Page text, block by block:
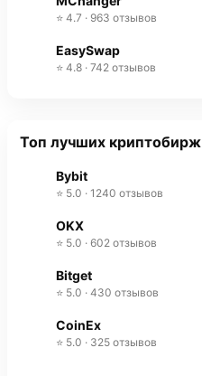
⭐ 4.7 · 963 отзывов
EasySwap
⭐ 4.8 · 742 отзывов
Топ лучших криптобирж
Bybit
⭐ 5.0 · 1240 отзывов
OKX
⭐ 5.0 · 602 отзывов
Bitget
⭐ 5.0 · 430 отзывов
CoinEx
⭐ 5.0 · 325 отзывов